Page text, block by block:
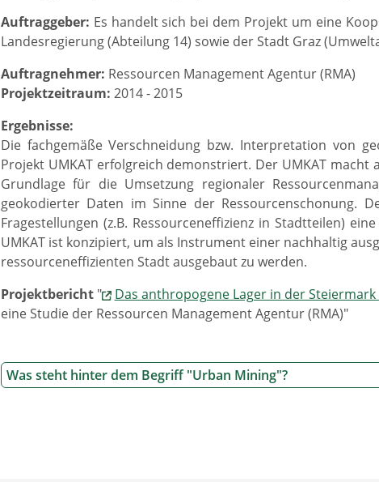
Auftraggeber: Es handelt sich bei dem Projekt um eine
Landesregierung (Abteilung 14) sowie der Stadt Graz
Auftragnehmer: Ressourcen Management Agentur (RMA)
Projektzeitraum: 2014 - 2015
Ergebnisse:
Die fachgemäße Verschneidung bzw. Interpretation von
Projekt UMKAT erfolgreich demonstriert. Der UMKAT
Grundlage für die Umsetzung regionaler
geokodierter Daten im Sinne der Ressourcenschonung.
Fragestellungen (z.B. Ressourceneffizienz in Stadtteilen)
UMKAT ist konzipiert, um als Instrument einer nachhaltig
ressourceneffizienten Stadt ausgebaut zu werden.
Projektbericht" Das anthropogene Lager in der
eine Studie der Ressourcen Management Agentur (RMA)"
Was steht hinter dem Begriff "Urban Mining"?